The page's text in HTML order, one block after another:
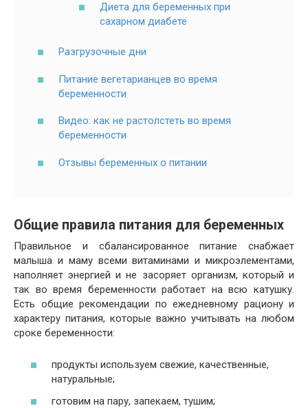
Диета для беременных при
сахарном диабете
Разгрузочные дни
Питание вегетарианцев во время
беременности
Видео: как не растолстеть во время
беременности
Отзывы беременных о питании
Общие правила питания для беременных
Правильное и сбалансированное питание снабжает
малыша и маму всеми витаминами и микроэлементами,
наполняет энергией и не засоряет организм, который и
так во время беременности работает на всю катушку.
Есть общие рекомендации по ежедневному рациону и
характеру питания, которые важно учитывать на любом
сроке беременности:
продукты используем свежие, качественные,
натуральные;
готовим на пару, запекаем, тушим;